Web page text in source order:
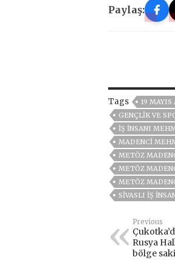
Paylaş:
Tags 19 MAYIS
GENÇLIK VE
İŞ İNSANI
MADENCI
METÖZ
METÖZ
METÖZ
SIVASLI İŞ
Previous
Rusya
bölge